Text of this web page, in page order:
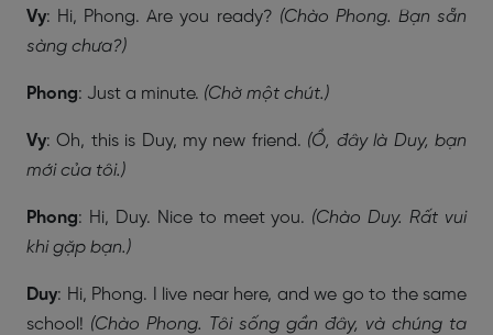
Vy: Hi, Phong. Are you ready? (Chào Phong. Bạn sẵn
sàng chưa?)
Phong: Just a minute. (Chờ một chút.)
Vy: Oh, this is Duy, my new friend. (Ồ, đây là Duy, bạn
mới của tôi.)
Phong: Hi, Duy. Nice to meet you. (Chào Duy. Rất vui
khi gặp bạn.)
Duy: Hi, Phong. I live near here, and we go to the same
school! (Chào Phong. Tôi sống gần đây, và chúng ta